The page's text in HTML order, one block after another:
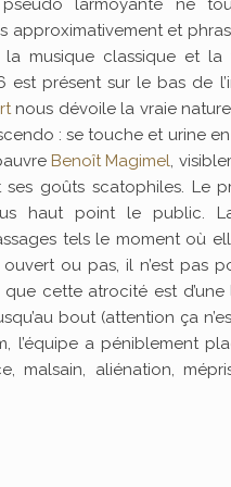
pseudo larmoyante ne
et
musique classique et la
présent sur le bas de
nous dévoile la vraie
: se touche et urine
Benoît Magimel,
ses goûts scatophiles. Le
haut point le public.
tels le moment où
ou pas, il n’est pas
cette atrocité est
bout (attention ça
l’équipe a péniblement
malsain, aliénation,